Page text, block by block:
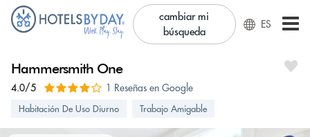
cambiar mi
búsqueda
ES
Hammersmith One
4.0/5 1 Reseñas en Google
Habitación De Uso Diurno Trabajo Amigable